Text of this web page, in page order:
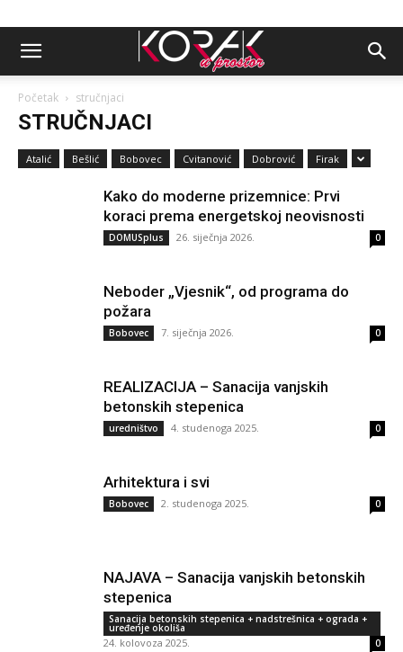
Početak stručnjaci
STRUČNJACI
Atalić Bešlić Bobovec Cvitanović Dobrović Firak
Kako do moderne prizemnice: Prvi
koraci prema energetskoj neovisnosti
DOMUSplus 26. siječnja 2026. 0
Neboder „Vjesnik“, od programa do
požara
Bobovec 7. siječnja 2026. 0
REALIZACIJA – Sanacija vanjskih
betonskih stepenica
uredništvo 4. studenoga 2025. 0
Arhitektura i svi
Bobovec 2. studenoga 2025. 0
NAJAVA – Sanacija vanjskih betonskih
stepenica
Sanacija betonskih stepenica + nadstrešnica + ograda +
uređenje okoliša
24. kolovoza 2025. 0